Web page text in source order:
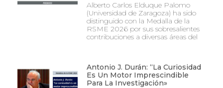
Alberto Carlos Elduque Palomo
(Universidad de Zaragoza) ha sido
distinguido con la Medalla de la
RSME 2026 por sus sobresalientes
contribuciones a diversas áreas del
Antonio J. Durán: “La Curiosidad
Es Un Motor Imprescindible
Para La Investigación»